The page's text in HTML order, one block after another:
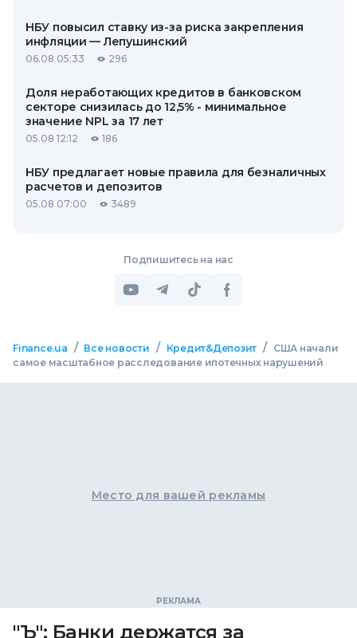
НБУ повысил ставку из-за риска закрепления
инфляции — Лепушинский
06.08 05:33 296
Доля неработающих кредитов в банковском
секторе снизилась до 12,5% - минимальное
значение NPL за 17 лет
05.08 12:12 186
НБУ предлагает новые правила для безналичных
расчетов и депозитов
05.08 07:00 3489
Подпишитесь на нас
Finance.ua / Все новости / Кредит&Депозит /
США начали
самое масштабное расследование ипотечных нарушений
Место для вашей рекламы
"Ъ": Банки держатся за